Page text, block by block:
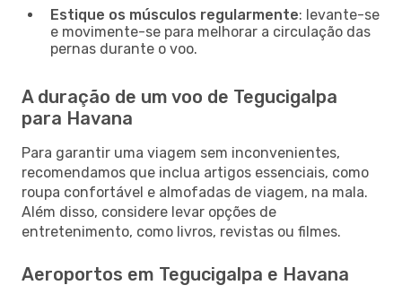
Estique os músculos regularmente: levante-se
e movimente-se para melhorar a circulação das
pernas durante o voo.
A duração de um voo de Tegucigalpa
para Havana
Para garantir uma viagem sem inconvenientes,
recomendamos que inclua artigos essenciais, como
roupa confortável e almofadas de viagem, na mala.
Além disso, considere levar opções de
entretenimento, como livros, revistas ou filmes.
Aeroportos em Tegucigalpa e Havana